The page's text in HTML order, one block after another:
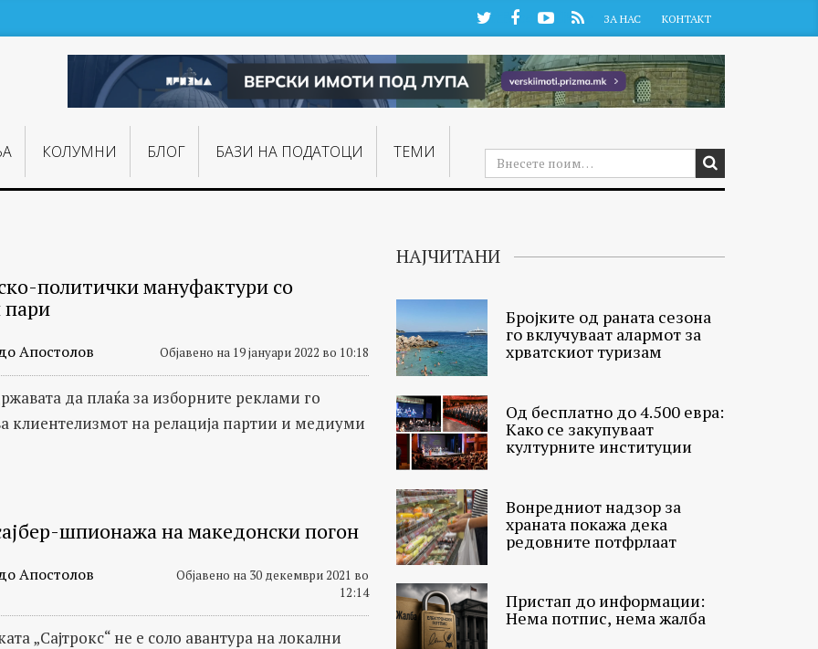
TwitterFacebookYouTube
RSS ЗА НАС КОНТАКТ
КОЛУМНИ БЛОГ БАЗИ НА ПОДАТОЦИ ТЕМИ
политички мануфактури со
Апостолов Објавено на 19 јануари 2022 во 10:18
да плаќа за изборните реклами го
клиентелизмот на релација партии и медиуми
шпионажа на македонски погон
Апостолов
Објавено на 30 декември 2021 во
12:14
„Сајтрокс“ не е соло авантура на локални
НАЈЧИТАНИ
Бројките од раната сезона
го вклучуваат алармот за
хрватскиот туризам
Од бесплатно до 4.500 евра:
Како се закупуваат
културните институции
Вонредниот надзор за
храната покажа дека
редовните потфрлаат
Пристап до информации:
Нема потпис, нема жалба